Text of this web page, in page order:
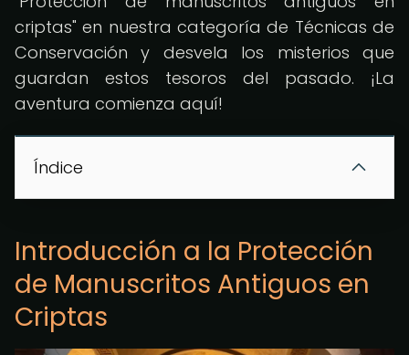
criptas" en nuestra categoría de Técnicas de
Conservación y desvela los misterios que
guardan estos tesoros del pasado. ¡La
aventura comienza aquí!
Índice
Introducción a la Protección
de Manuscritos Antiguos en
Criptas